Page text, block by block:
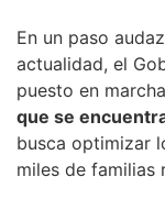
En un paso
actualidad, el
puesto en
que se
busca optimizar
miles de familias